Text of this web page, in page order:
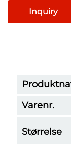
Inquiry
Varenr.
Størrelse